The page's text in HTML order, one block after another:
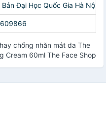
Đại Học Quốc Gia Hà Nội
chống nhăn mát da The
Cream 60ml The Face Shop